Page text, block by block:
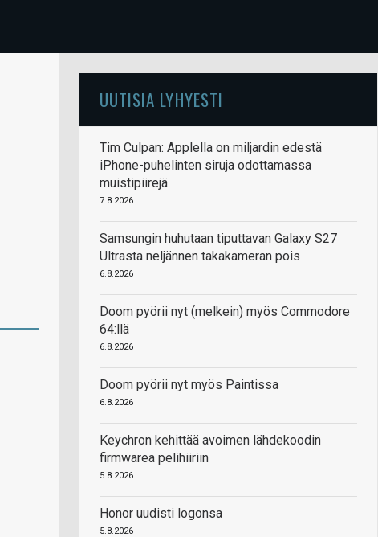
UUTISIA LYHYESTI
Tim Culpan: Applella on miljardin edestä
iPhone-puhelinten siruja odottamassa
muistipiirejä
7.8.2026
Samsungin huhutaan tiputtavan Galaxy S27
Ultrasta neljännen takakameran pois
6.8.2026
Doom pyörii nyt (melkein) myös Commodore
64:llä
6.8.2026
Doom pyörii nyt myös Paintissa
6.8.2026
Keychron kehittää avoimen lähdekoodin
firmwarea pelihiiriin
5.8.2026
Honor uudisti logonsa
5.8.2026